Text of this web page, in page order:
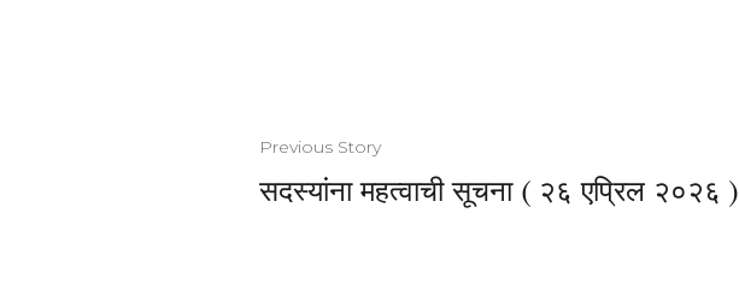
Previous Story
सदस्यांना महत्वाची सूचना ( २६ एप्रिल २०२६ )